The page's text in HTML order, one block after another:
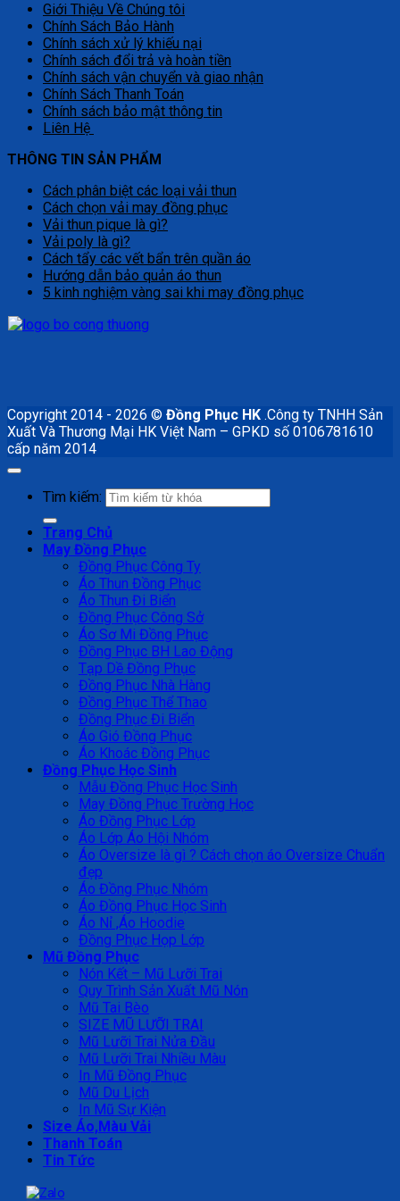
Giới Thiệu Về Chúng tôi
Chính Sách Bảo Hành
Chính sách xử lý khiếu nại
Chính sách đổi trả và hoàn tiền
Chính sách vận chuyển và giao nhận
Chính Sách Thanh Toán
Chính sách bảo mật thông tin
Liên Hệ
THÔNG TIN SẢN PHẨM
Cách phân biệt các loại vải thun
Cách chọn vải may đồng phục
Vải thun pique là gì?
Vải poly là gì?
Cách tẩy các vết bẩn trên quần áo
Hướng dẫn bảo quản áo thun
5 kinh nghiệm vàng sai khi may đồng phục
Copyright 2014 - 2026 © Đồng Phục HK .Công ty TNHH Sản
Xuất Và Thương Mại HK Việt Nam – GPKD số 0106781610
cấp năm 2014
Tìm kiếm:
Trang Chủ
May Đồng Phục
Đồng Phục Công Ty
Áo Thun Đồng Phục
Áo Thun Đi Biển
Đồng Phục Công Sở
Áo Sơ Mi Đồng Phục
Đồng Phục BH Lao Động
Tạp Dề Đồng Phục
Đồng Phục Nhà Hàng
Đồng Phục Thể Thao
Đồng Phục Đi Biển
Áo Gió Đồng Phục
Áo Khoác Đồng Phục
Đồng Phục Học Sinh
Mẫu Đồng Phục Học Sinh
May Đồng Phục Trường Học
Áo Đồng Phục Lớp
Áo Lớp Áo Hội Nhóm
Áo Oversize là gì ? Cách chọn áo Oversize Chuẩn
đẹp
Áo Đồng Phục Nhóm
Áo Đồng Phục Học Sinh
Áo Nỉ ,Áo Hoodie
Đồng Phục Họp Lớp
Mũ Đồng Phục
Nón Kết – Mũ Lưỡi Trai
Quy Trình Sản Xuất Mũ Nón
Mũ Tai Bèo
SIZE MŨ LƯỠI TRAI
Mũ Lưỡi Trai Nửa Đầu
Mũ Lưỡi Trai Nhiều Màu
In Mũ Đồng Phục
Mũ Du Lịch
In Mũ Sự Kiện
Size Áo,Màu Vải
Thanh Toán
Tin Tức